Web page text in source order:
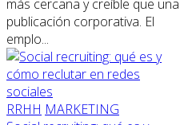
más cercana y creíble que una
publicación corporativa. El
emplo...
RRHH MARKETING